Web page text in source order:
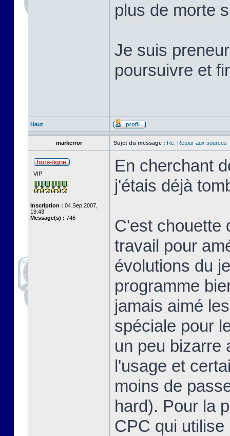
plus de morte
Je suis
poursuivre et
Haut
markerror Sujet du message : Re: Retour aux sources
VIP
Inscription : 04 Sep 2007,
19:43
Message(s) : 746
En cherchant
j'étais déjà
C'est chouette
travail pour
évolutions du
programme
jamais aimé
spéciale pour
un peu bizarre
l'usage et
moins de
hard). Pour la
CPC qui